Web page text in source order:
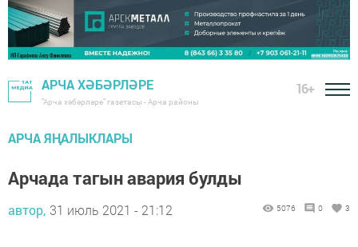
АРЧА ХӘБӘРЛӘРЕ
"Арча хәбәрләре" газетасы - Арча районы
16+
АРЧА ЯҢАЛЫКЛАРЫ
Арчада тагын авария булды
автор, 31 июль 2021 - 21:12 5076 0 3